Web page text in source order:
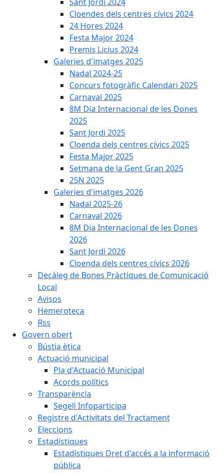
Cloendes dels centres cívics 2024
24 Hores 2024
Festa Major 2024
Premis Licius 2024
Galeries d'imatges 2025
Nadal 2024-25
Concurs fotogràfic Calendari 2025
Carnaval 2025
8M Dia Internacional de les Dones
2025
Sant Jordi 2025
Cloenda dels centres cívics 2025
Festa Major 2025
Setmana de la Gent Gran 2025
25N 2025
Galeries d'imatges 2026
Nadal 2025-26
Carnaval 2026
8M Dia Internacional de les Dones
2026
Sant Jordi 2026
Cloenda dels centres cívics 2026
Decàleg de Bones Pràctiques de Comunicació
Local
Avisos
Hemeroteca
Rss
Govern obert
Bústia ètica
Actuació municipal
Pla d'Actuació Municipal
Acords polítics
Transparència
Segell Infoparticipa
Registre d'Activitats del Tractament
Eleccions
Estadístiques
Estadístiques Dret d'accés a la informació
pública